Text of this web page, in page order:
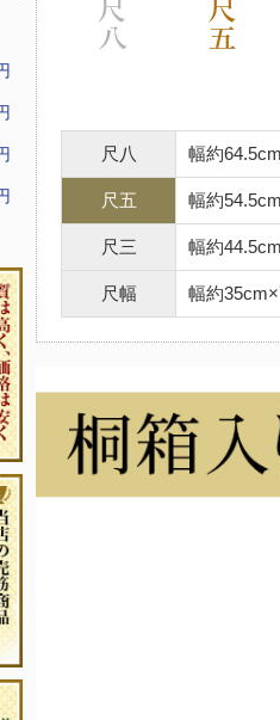
尺八 幅約
尺五 幅約
尺三 幅約
尺幅 幅約